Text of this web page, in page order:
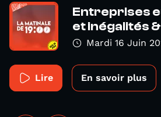
Entreprises
et inégalités
Mardi 16 Juin
Lire En savoir plus